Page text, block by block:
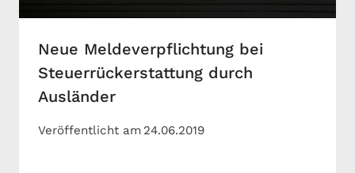
Neue Meldeverpflichtung bei
Steuerrückerstattung durch
Ausländer
Veröffentlicht am 24.06.2019